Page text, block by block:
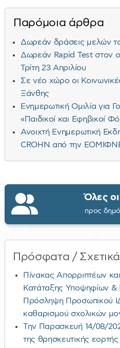
Παρόμοια άρθρα
Δωρεάν δράσεις μελών
Δωρεάν Rapid Test στον
Τρίτη 23 Απριλίου
Σε νέο χώρο οι
Ξάνθης
Ενημερωτική Ομιλία για
«Παιδικοί και Εφηβικοί
Ανοιχτή Ενημερωτική
CROHN από την
Όλες
προς
Πρόσφατα / Σχετικά
Πίνακας Απορριπτέων
Κατάταξης Υποψηφίων &
Πρόσληψη Προσωπικού
καθαρισμού σχολικών
Την Παρασκευή 14/08/
της θρησκευτικής